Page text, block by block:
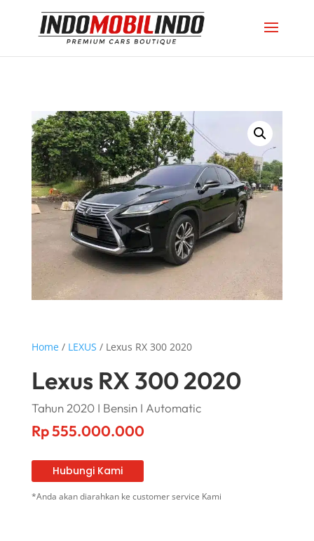
Home/ LEXUS / Lexus RX 300 2020
Lexus RX 300 2020
Tahun 2020 I Bensin I Automatic
Rp555.000.000
Hubungi Kami
*Anda akan diarahkan ke customer service Kami